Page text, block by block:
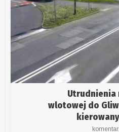
Utrudnienia
wlotowej do